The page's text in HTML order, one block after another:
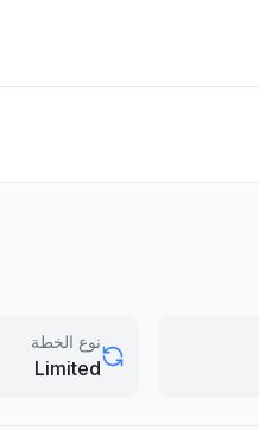
نوع الخطة
Limited